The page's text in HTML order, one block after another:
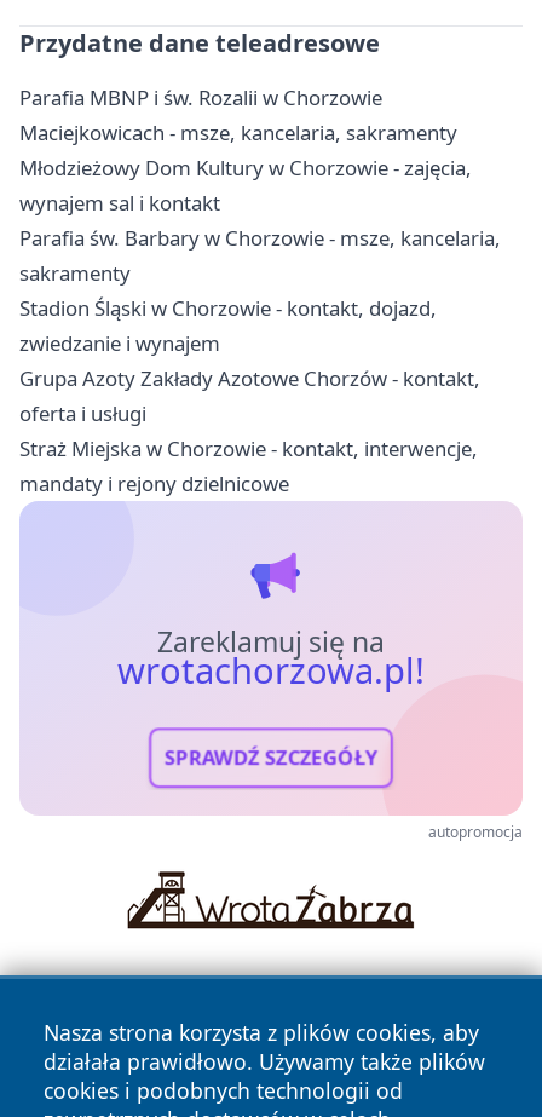
Przydatne dane teleadresowe
Parafia MBNP i św. Rozalii w Chorzowie
Maciejkowicach - msze, kancelaria, sakramenty
Młodzieżowy Dom Kultury w Chorzowie - zajęcia,
wynajem sal i kontakt
Parafia św. Barbary w Chorzowie - msze, kancelaria,
sakramenty
Stadion Śląski w Chorzowie - kontakt, dojazd,
zwiedzanie i wynajem
Grupa Azoty Zakłady Azotowe Chorzów - kontakt,
oferta i usługi
Straż Miejska w Chorzowie - kontakt, interwencje,
mandaty i rejony dzielnicowe
Zareklamuj się na
wrotachorzowa.pl!
SPRAWDŹ SZCZEGÓŁY
autopromocja
Nasza strona korzysta z plików cookies, aby
działała prawidłowo. Używamy także plików
cookies i podobnych technologii od